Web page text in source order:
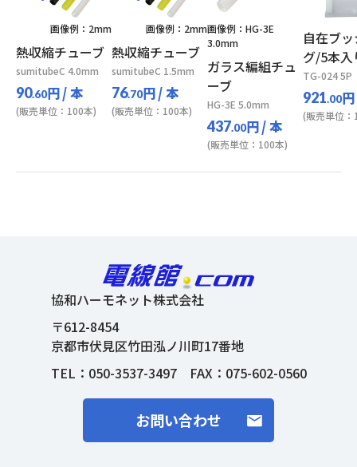
画像例：2mm
熱収縮チューブ
sumitubeC 4.0mm
90.60円/ 本
(販売単位：100本)
画像例：2mm
熱収縮チューブ
sumitubeC 1.5mm
76.70円/ 本
(販売単位：100本)
画像例：HG-3E
3.0mm
ガラス編組チュ
ーブ
HG-3E 5.0mm
437.00円/ 本
(販売単位：100本)
自在ブ
グ/5本入
TG-024 5P
921.00円
(販売単位：
協和ハーモネット株式会社
〒612-8454
京都市伏見区竹田泓ノ川町17番地
TEL： 050-3537-3497FAX：075-602-0560
お問い合わせ